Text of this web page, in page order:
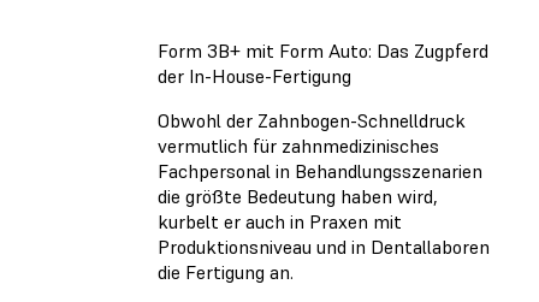
Form 3B+ mit Form Auto: Das Zugpferd
der In-House-Fertigung
Obwohl der Zahnbogen-Schnelldruck
vermutlich für zahnmedizinisches
Fachpersonal in Behandlungsszenarien
die größte Bedeutung haben wird,
kurbelt er auch in Praxen mit
Produktionsniveau und in Dentallaboren
die Fertigung an.